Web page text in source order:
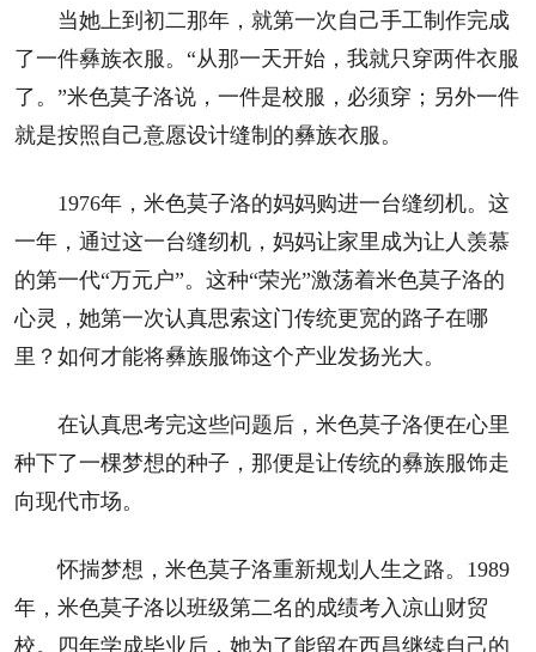
当她上到初二那年，就第一次自己手工制作完成
了一件彝族衣服。“从那一天开始，我就只穿两件衣服
了。”米色莫子洛说，一件是校服，必须穿；另外一件
就是按照自己意愿设计缝制的彝族衣服。
1976年，米色莫子洛的妈妈购进一台缝纫机。这
一年，通过这一台缝纫机，妈妈让家里成为让人羡慕
的第一代“万元户”。这种“荣光”激荡着米色莫子洛的
心灵，她第一次认真思索这门传统更宽的路子在哪
里？如何才能将彝族服饰这个产业发扬光大。
在认真思考完这些问题后，米色莫子洛便在心里
种下了一棵梦想的种子，那便是让传统的彝族服饰走
向现代市场。
怀揣梦想，米色莫子洛重新规划人生之路。1989
年，米色莫子洛以班级第二名的成绩考入凉山财贸
校。四年学成毕业后，她为了能留在西昌继续自己的